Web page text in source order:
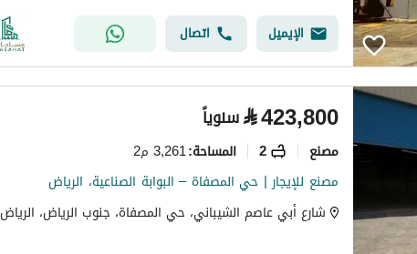
الإيميل اتصال
⃁423,800 سنوياً
مصنع 2 المساحة:3,261 م2
مصنع للإيجار | حي المصفاة – البوابة الصناعية، الرياض
شارع أبي عاصم الشيباني، حي المصفاة، جنوب الرياض، الرياض